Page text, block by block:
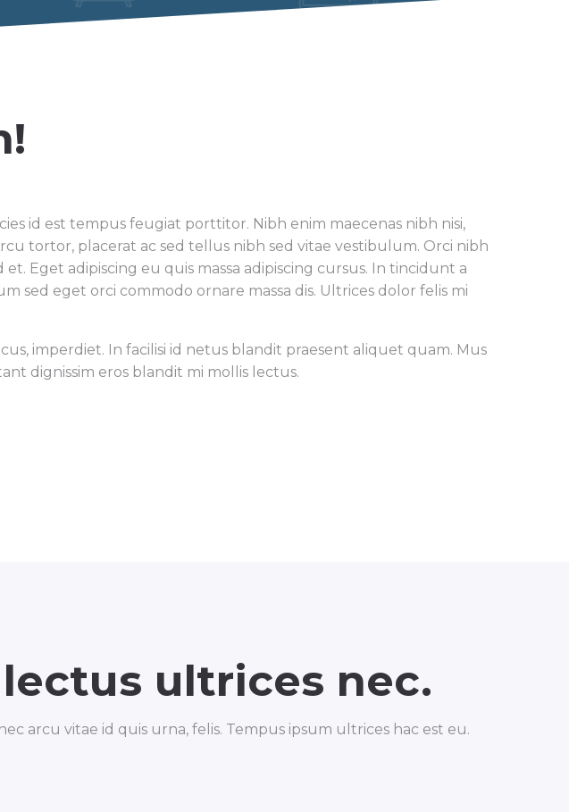
id est tempus feugiat porttitor. Nibh enim maecenas nibh nisi,
tortor, placerat ac sed tellus nibh sed vitae vestibulum. Orci nibh
Eget adipiscing eu quis massa adipiscing cursus. In tincidunt a
sed eget orci commodo ornare massa dis. Ultrices dolor felis mi
imperdiet. In facilisi id netus blandit praesent aliquet quam. Mus
dignissim eros blandit mi mollis lectus.
ultrices nec.
arcu vitae id quis urna, felis. Tempus ipsum ultrices hac est eu.